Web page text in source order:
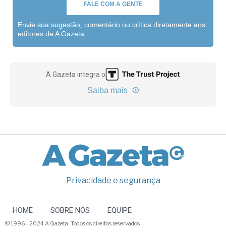
FALE COM A GENTE
Envie sua sugestão, comentário ou crítica diretamente aos
editores de A Gazeta
A Gazeta integra o
Saiba mais
Privacidade e segurança
HOME SOBRE NÓS EQUIPE
© 1996 - 2024 A Gazeta. Todos os direitos reservados